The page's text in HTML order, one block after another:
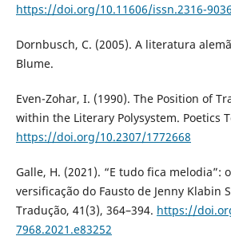
https://doi.org/10.11606/issn.2316-
Dornbusch, C. (2005). A literatura
Blume.
Even-Zohar, I. (1990). The Position of
within the Literary Polysystem. Poetics
https://doi.org/10.2307/1772668
Galle, H. (2021). “E tudo fica melodia”:
versificação do Fausto de Jenny Klabin
Tradução, 41(3), 364–394. https://
7968.2021.e83252